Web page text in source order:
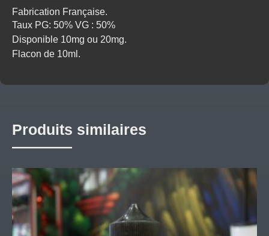
Fabrication Française.
Taux PG: 50% VG : 50%
Disponible 10mg ou 20mg.
Flacon de 10ml.
Produits similaires